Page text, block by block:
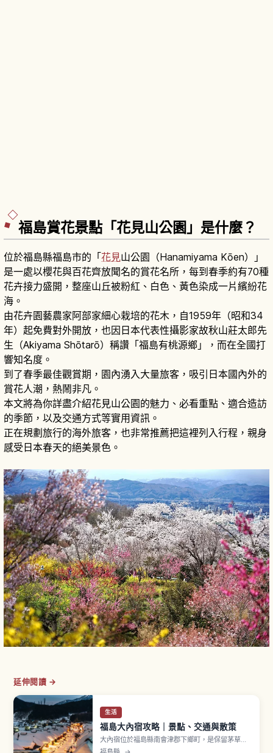
福島賞花景點「花見山公園」是什麼？
位於福島縣福島市的「花見山公園（Hanamiyama Kōen）」
是一處以櫻花與百花齊放聞名的賞花名所，每到春季約有70種
花卉接力盛開，整座山丘被粉紅、白色、黃色染成一片繽紛花
海。
由花卉園藝農家阿部家細心栽培的花木，自1959年（昭和34
年）起免費對外開放，也因日本代表性攝影家故秋山莊太郎先
生（Akiyama Shōtarō）稱讚「福島有桃源鄉」，而在全國打
響知名度。
到了春季最佳觀賞期，園內湧入大量旅客，吸引日本國內外的
賞花人潮，熱鬧非凡。
本文將為你詳盡介紹花見山公園的魅力、必看重點、適合造訪
的季節，以及交通方式等實用資訊。
正在規劃旅行的海外旅客，也非常推薦把這裡列入行程，親身
感受日本春天的絕美景色。
延伸閱讀 →
生活
福島大內宿攻略｜景點、交通與散策
大內宿位於福島縣南會津郡下鄉町，是保留茅草屋
頂建築街景的宿場町。相傳作為連結會津與日光的